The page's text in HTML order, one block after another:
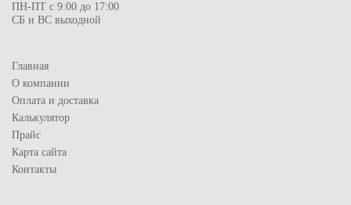
ПН-ПТ с 9:00 до 17:00
СБ и ВС выходной
Главная
О компании
Оплата и доставка
Калькулятор
Прайс
Карта сайта
Контакты